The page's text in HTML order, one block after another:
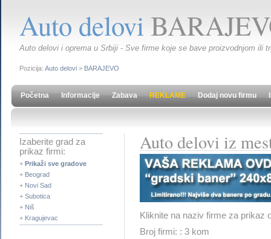
Auto delovi
Auto delovi i oprema u Srbiji - Sve firme koje se bave proizvodnjom ili
Pozicija: Auto delovi > BARAJEVO
Početna Informacije Zabava REKLAME Dodaj novu firmu
Izaberite grad za
prikaz firmi:
+ Prikaži sve gradove
+ Beograd
+ Novi Sad
+ Subotica
+ Niš
+ Kragujevac
Auto delovi iz
Kliknite na naziv firme za prikaz
Broj firmi: : 3 kom